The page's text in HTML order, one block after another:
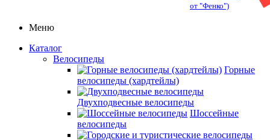
от "Фенко")
Меню
Каталог
Велосипеды
Горные
велосипеды (хардтейлы)
Двухподвесные велосипеды
Шоссейные
велосипеды